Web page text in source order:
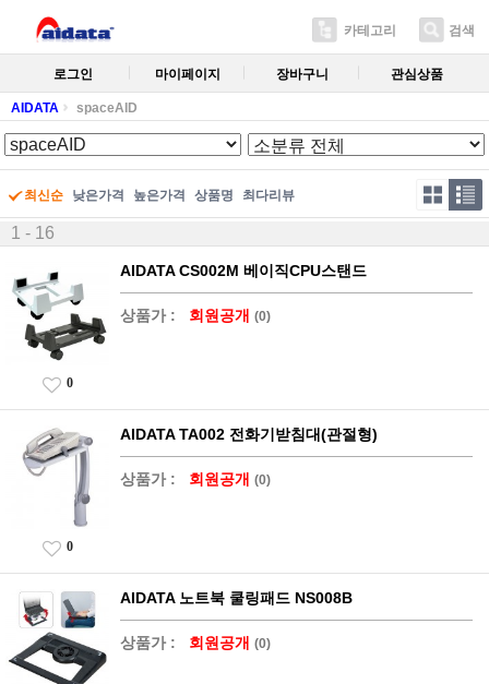
카테고리 검색
로그인 마이페이지 장바구니 관심상품
AIDATA spaceAID
최신순 낮은가격 높은가격 상품명 최다리뷰
1 - 16
AIDATA CS002M 베이직CPU스탠드
상품가 : 회원공개 (0)
0
AIDATA TA002 전화기받침대(관절형)
상품가 : 회원공개 (0)
0
AIDATA 노트북 쿨링패드 NS008B
상품가 : 회원공개 (0)